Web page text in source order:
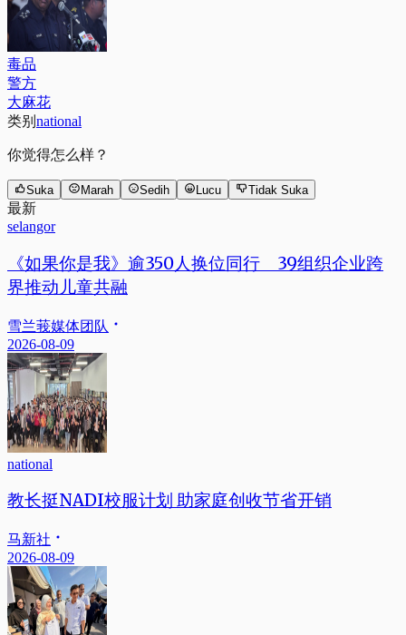
毒品
警方
大麻花
类别 national
你觉得怎么样？
Suka Marah Sedih Lucu Tidak Suka
最新
selangor
《如果你是我》逾350人换位同行 39组织企业跨
界推动儿童共融
雪兰莪媒体团队
2026-08-09
national
教长挺NADI校服计划 助家庭创收节省开销
马新社
2026-08-09